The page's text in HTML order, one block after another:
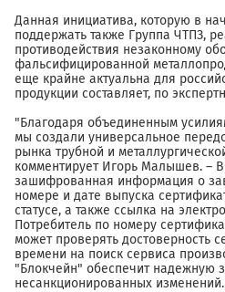
Данная инициатива, которую в
поддержать также Группа ЧТПЗ,
противодействия незаконному
фальсифицированной
еще крайне актуальна для
продукции составляет, по
"Благодаря объединенным
мы создали универсальное
рынка трубной и
комментирует Игорь Малышев. – В
зашифрованная информация о
номере и дате выпуска
статусе, а также ссылка на
Потребитель по номеру
может проверять достоверность
времени на поиск сервиса
"Блокчейн" обеспечит надежную
несанкционированных изменений.